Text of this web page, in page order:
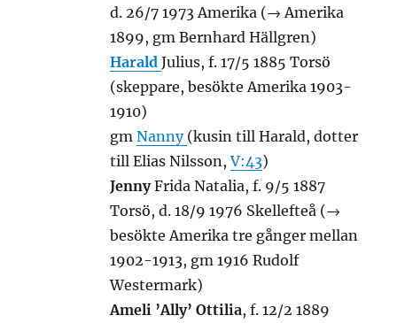
d. 26/7 1973 Amerika (→ Amerika
1899, gm Bernhard Hällgren)
HaraldJulius, f. 17/5 1885 Torsö
(skeppare, besökte Amerika 1903-
1910)
gmNanny (kusin till Harald, dotter
till Elias Nilsson,V:43)
JennyFrida Natalia, f. 9/5 1887
Torsö, d. 18/9 1976 Skellefteå (→
besökte Amerika tre gånger mellan
1902-1913, gm 1916 Rudolf
Westermark)
Ameli ’Ally’ Ottilia, f. 12/2 1889